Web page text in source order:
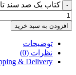
- کتاب یک صد سند
افزودن به سبد خرید
توضیحات
نظرات (0)
& Delivery